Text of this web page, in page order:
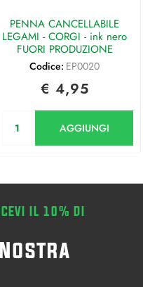
PENNA CANCELLABILE
LEGAMI - CORGI - ink nero
FUORI PRODUZIONE
Codice: EP0020
€ 4,95
AGGIUNGI
IL 10% DI